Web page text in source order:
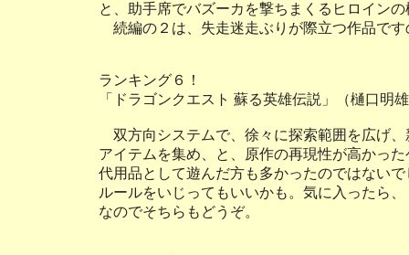
と、助手席でバズーカを撃ちまくるヒロイン
続編の２は、失走迷走ぶりが際立つ作品で
ランキング６！
「ドラゴンクエスト 蘇る英雄伝説」（樋口明
双方向システムで、徐々に探索範囲を広げ
アイテムを集め、と、原作の再現性が高かっ
代用品として遊んだ方も多かったのではない
ルールをいじってもいいかも。気に入ったら
なのでそちらもどうぞ。